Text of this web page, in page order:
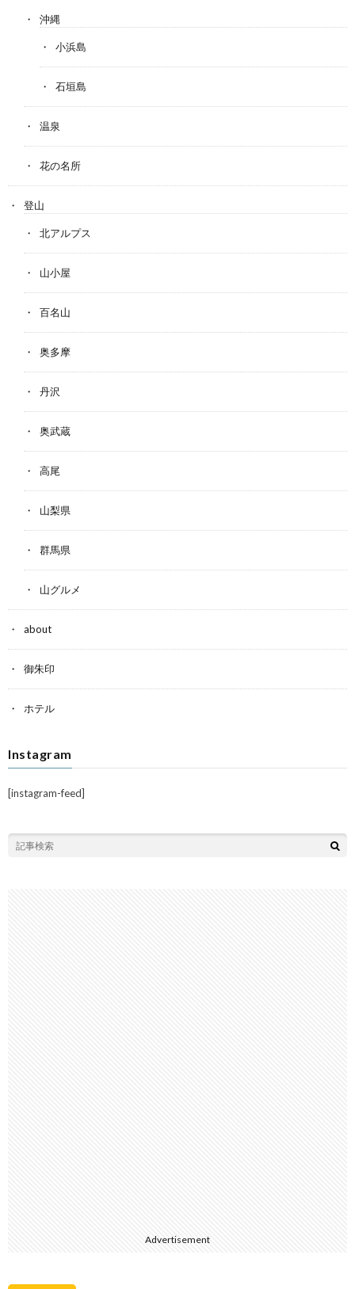
沖縄
小浜島
石垣島
温泉
花の名所
登山
北アルプス
山小屋
百名山
奥多摩
丹沢
奥武蔵
高尾
山梨県
群馬県
山グルメ
about
御朱印
ホテル
Instagram
[instagram-feed]
Advertisement